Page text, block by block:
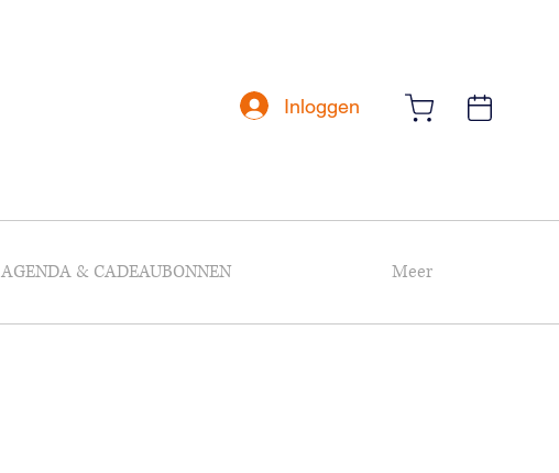
Inloggen
AGENDA & CADEAUBONNEN Meer